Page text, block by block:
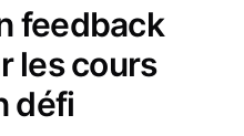
feedback
les cours
défi